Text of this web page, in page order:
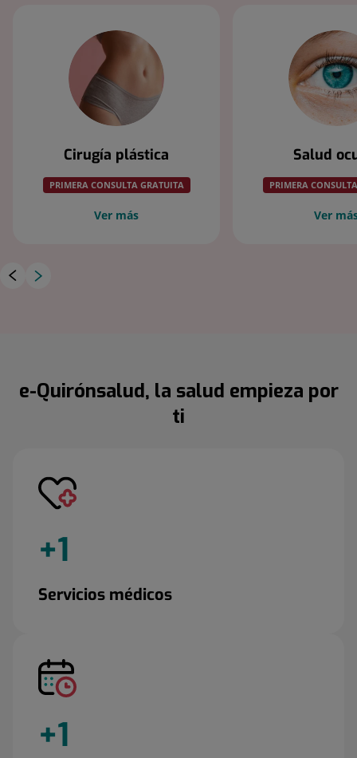
Cirugía plástica
PRIMERA CONSULTA GRATUITA
Ver más
Salud
PRIMERA
Ver
e-Quirónsalud, la salud empieza por
ti
+1
Servicios médicos
+1